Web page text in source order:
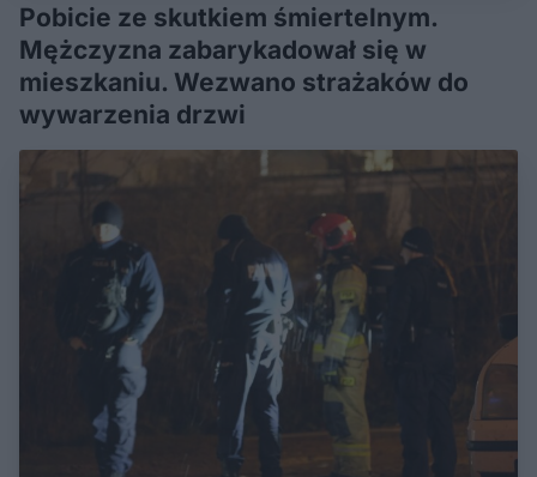
Pobicie ze skutkiem śmiertelnym.
Mężczyzna zabarykadował się w
mieszkaniu. Wezwano strażaków do
wywarzenia drzwi